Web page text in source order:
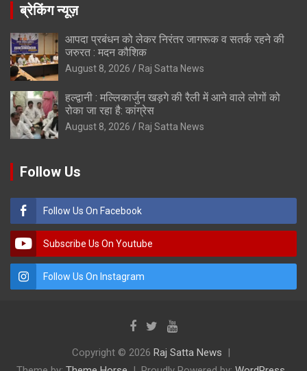
ब्रेकिंग न्यूज़
आपदा प्रबंधन को लेकर निरंतर जागरूक व सतर्क रहने की
जरुरत : मदन कौशिक
August 8, 2026 Raj Satta News
हल्द्वानी : मल्लिकार्जुन खड़गे की रैली में आने वाले लोगों को
रोका जा रहा है: कांग्रेस
August 8, 2026 Raj Satta News
Follow Us
Follow Us On Facebook
Subscribe Us On Youtube
Follow Us On Instagram
Copyright © 2026 Raj Satta News